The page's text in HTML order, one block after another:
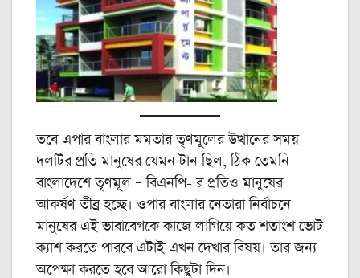
তবে এপার বাংলার মমতার তৃণমূলের উত্থানের সময়
দলটির প্রতি মানুষের যেমন টান ছিল, ঠিক তেমনি
বাংলাদেশে তৃণমূল – বিএনপি- র প্রতিও মানুষের
আকর্ষণ তীব্র হচ্ছে। ওপার বাংলার নেতারা নির্বাচনে
মানুষের এই ভাবাবেগকে কাজে লাগিয়ে কত শতাংশ ভোট
ক্যাশ করতে পারবে এটাই এখন দেখার বিষয়। তার জন্য
অপেক্ষা করতে হবে আরো কিছুটা দিন।